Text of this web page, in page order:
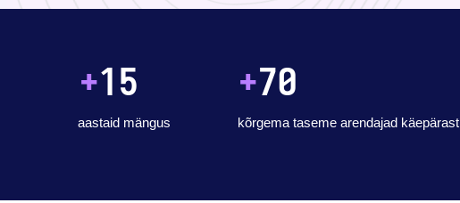
+15
aastaid mängus
+70
kõrgema taseme arendajad käepärast